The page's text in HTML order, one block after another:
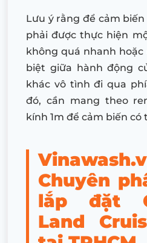
Lưu ý rằng để cảm
phải được thực hiện
không quá nhanh
biệt giữa hành động
khác vô tình đi qua
đó, cần mang theo
kính 1m để cảm biến có
Chuyên
lắp đặt
Land